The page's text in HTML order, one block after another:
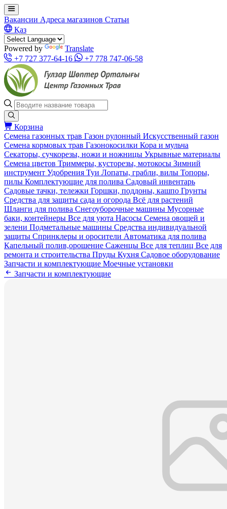
Вакансии Адреса магазинов Статьи
Қаз
Powered by
Translate
+7 727 377-64-16
+7 778 747-06-58
Корзина
Семена газонных трав Газон рулонный Искусственный газон
Семена кормовых трав Газонокосилки Кора и мульча
Секаторы, сучкорезы, ножи и ножницы Укрывные материалы
Семена цветов Триммеры, кусторезы, мотокосы Зимний
инструмент Удобрения Туи Лопаты, грабли, вилы Топоры,
пилы Комплектующие для полива Садовый инвентарь
Садовые тачки, тележки Горшки, поддоны, кашпо Грунты
Средства для защиты сада и огорода Всё для растений
Шланги для полива Снегоуборочные машины Мусорные
баки, контейнеры Все для уюта Насосы Семена овощей и
зелени Подметальные машины Средства индивидуальной
защиты Спринклеры и оросители Автоматика для полива
Капельный полив,орошение Саженцы Все для теплиц Все для
ремонта и строительства Пруды Кухня Садовое оборудование
Запчасти и комплектующие Моечные установки
Запчасти и комплектующие